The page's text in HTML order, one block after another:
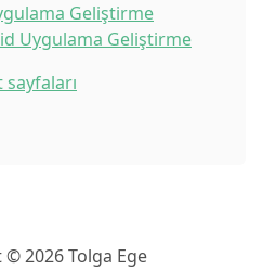
Geliştirme
Uygulama Geliştirme
2026 Tolga Ege